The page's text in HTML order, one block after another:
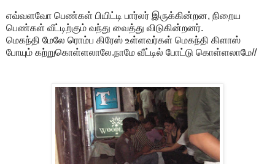
எவ்வளவோ பெண்கள் பியிட்டி பார்லர் இருக்கின்றன, நிறைய
பெண்கள் வீட்டிற்கும் வந்து வைத்து விடுகின்றனர்.
மெகந்தி மேலே ரொம்ப கிரேஸ் உள்ளவர்கள் மெகந்தி கிளாஸ்
போயும் கற்றுகொள்ளலாலே.நாமே வீட்டில் போட்டு கொள்ளலாமே//